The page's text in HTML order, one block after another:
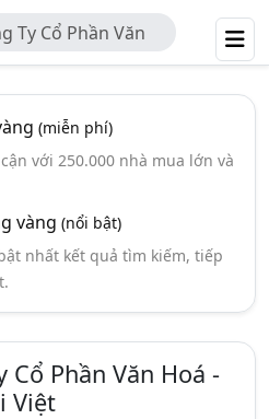
Ty Cổ Phần Văn
Đại Việt
(miễn phí)
với 250.000 nhà mua lớn và
vàng (nổi bật)
nhất kết quả tìm kiếm, tiếp
Cổ Phần Văn Hoá -
Việt